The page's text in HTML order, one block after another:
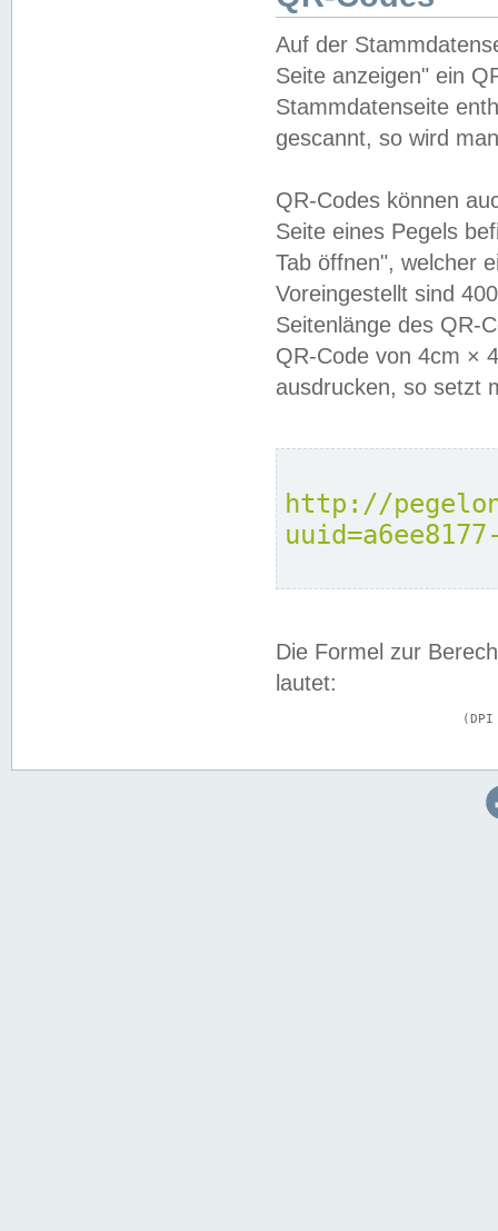
Auf der
Seite anzeigen" ein
Stammdatenseite
gescannt, so wird
QR-Codes können
Seite eines Pegels
Tab öffnen", welcher
Voreingestellt sind
Seitenlänge des QR-
QR-Code von 4cm ×
ausdrucken, so setzt
http://
Die Formel zur
lautet: